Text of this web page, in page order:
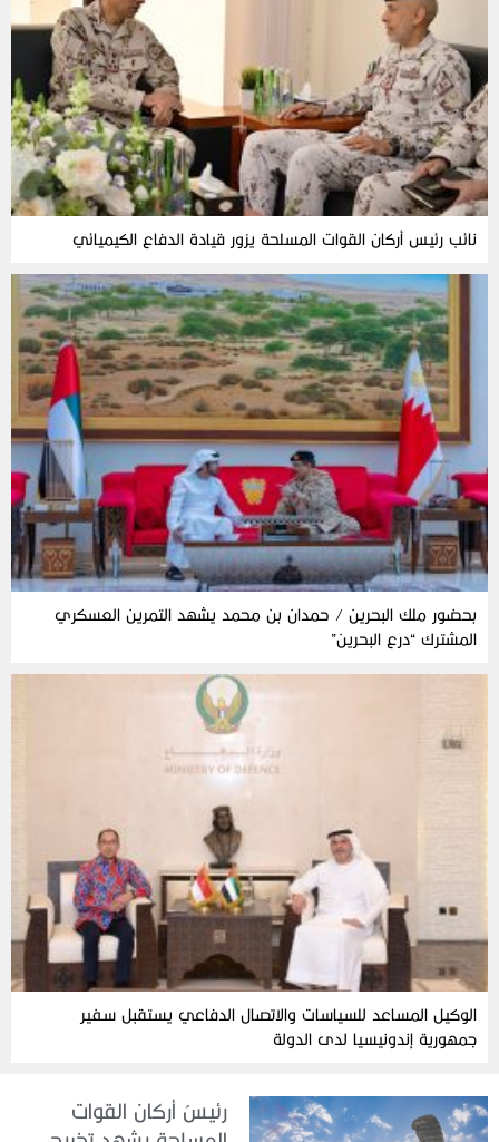
نائب رئيس أركان القوات المسلحة يزور قيادة الدفاع الكيميائي
بحضور ملك البحرين / حمدان بن محمد يشهد التمرين العسكري
المشترك “درع البحرين”
الوكيل المساعد للسياسات والاتصال الدفاعي يستقبل سفير
جمهورية إندونيسيا لدى الدولة
رئيسُ أركان القوات